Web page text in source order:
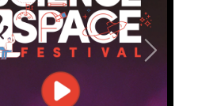
Sonraki